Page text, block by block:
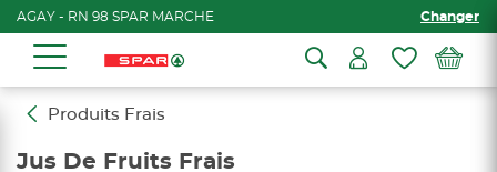
AGAY - RN 98 SPAR MARCHE Changer
Produits Frais
Jus De Fruits Frais